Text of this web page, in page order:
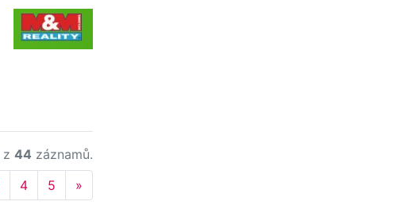
z 44 záznamů.
4 5 »